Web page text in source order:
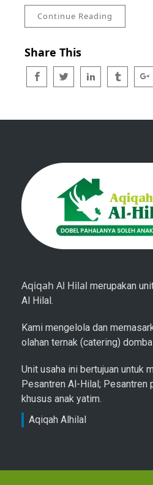
Continue Reading
Share This
Aqiqah Al Hilal merupakan
Al Hilal.
Kami mengelola dan
olahan ternak (catering)
Unit usaha ini bertujuan untuk
Pesantren Al-Hilal; Pesantren
khusus anak yatim.
Aqiqah Alhilal